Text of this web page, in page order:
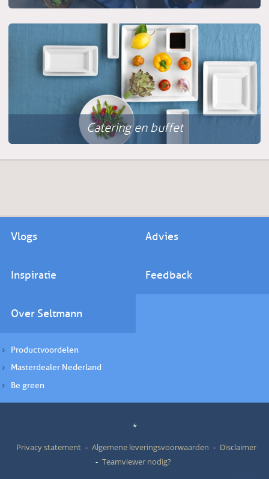
Catering en buffet
Vlogs Advies
Inspiratie Feedback
Over Seltmann
Productvoordelen
Masterdealer Nederland
Be green
*
Privacy statement
Algemene leveringsvoorwaarden
Disclaimer
Teamviewer nodig?